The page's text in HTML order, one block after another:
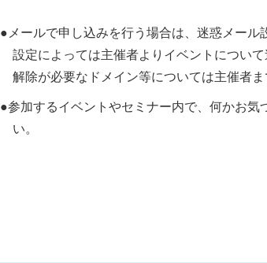
●メールで申し込みを行う場合は、迷惑メール
設定によっては主催者よりイベントについ
解除が必要なドメイン等については主催者ま
●参加するイベントやセミナー内で、何かお
い。